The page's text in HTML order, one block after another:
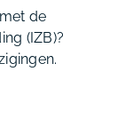
de
(IZB)?